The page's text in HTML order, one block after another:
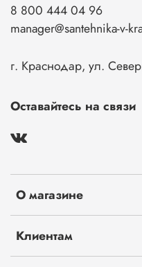
О магазине
Клиентам
8 800 444 04 96
manager@santehnika-v-
г. Краснодар, ул.
Оставайтесь на связи